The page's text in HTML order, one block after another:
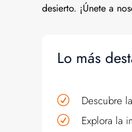
desierto. ¡Únete a
Lo más
Descubre
Explora la